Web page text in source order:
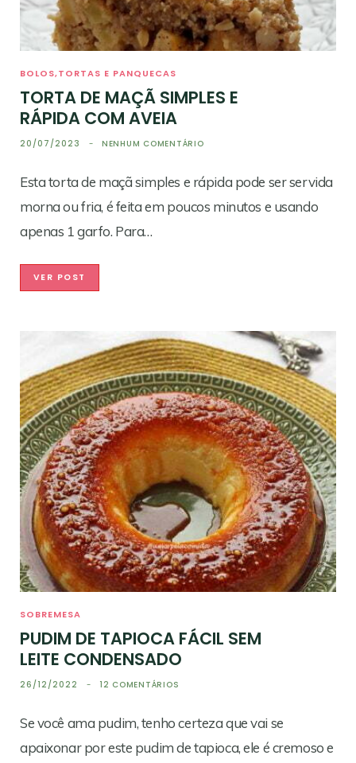
BOLOS,TORTAS E PANQUECAS
TORTA DE MAÇÃ SIMPLES E
RÁPIDA COM AVEIA
20/07/2023 NENHUM COMENTÁRIO
Esta torta de maçã simples e rápida pode ser servida
morna ou fria, é feita em poucos minutos e usando
apenas 1 garfo. Para…
VER POST
SOBREMESA
PUDIM DE TAPIOCA FÁCIL SEM
LEITE CONDENSADO
26/12/2022 12 COMENTÁRIOS
Se você ama pudim, tenho certeza que vai se
apaixonar por este pudim de tapioca, ele é cremoso e